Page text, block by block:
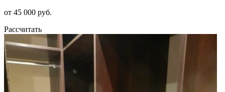
от 45 000 руб.
Рассчитать